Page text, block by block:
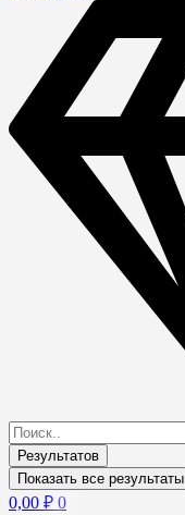
Результатов
Показать все результаты
0,00 ₽ 0